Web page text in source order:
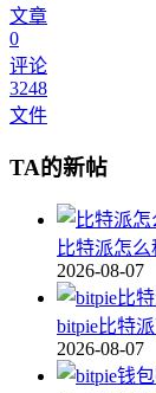
文章
0
评论
3248
文件
TA的新帖
比特派怎
2026-08-07
bitpie比特
2026-08-07